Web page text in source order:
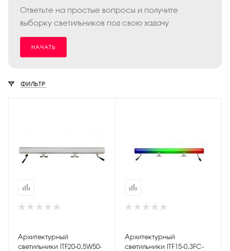
Ответьте на простые вопросы и получите
выборку светильников под свою задачу
НАЧАТЬ
ФИЛЬТР
Архитектурный
светильники ITF20-0,5W50-
Архитектурный
светильники ITF15-0,3FC-